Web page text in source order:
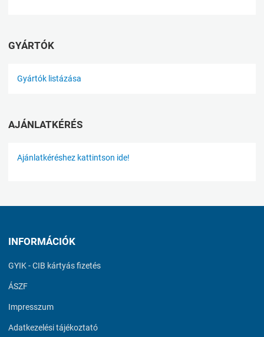
GYÁRTÓK
Gyártók listázása
AJÁNLATKÉRÉS
Ajánlatkéréshez kattintson ide!
INFORMÁCIÓK
GYIK - CIB kártyás fizetés
ÁSZF
Impresszum
Adatkezelési tájékoztató